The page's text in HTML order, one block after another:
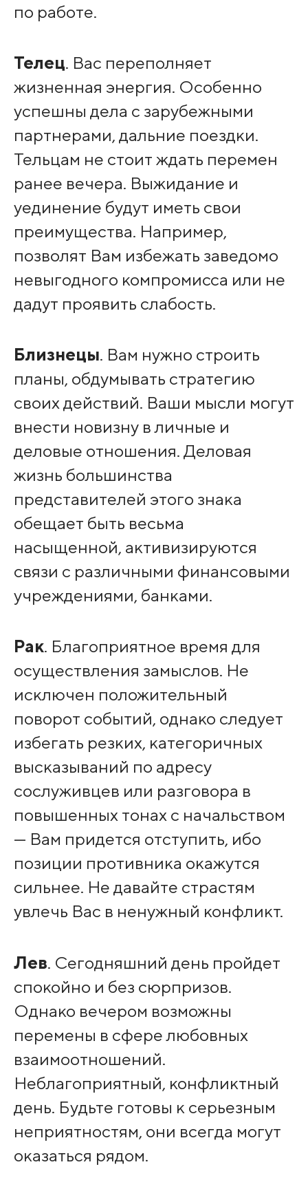
по работе.
Телец. Вас переполняет
жизненная энергия. Особенно
успешны дела с зарубежными
партнерами, дальние поездки.
Тельцам не стоит ждать перемен
ранее вечера. Выжидание и
уединение будут иметь свои
преимущества. Например,
позволят Вам избежать заведомо
невыгодного компромисса или не
дадут проявить слабость.
Близнецы. Вам нужно строить
планы, обдумывать стратегию
своих действий. Ваши мысли могут
внести новизну в личные и
деловые отношения. Деловая
жизнь большинства
представителей этого знака
обещает быть весьма
насыщенной, активизируются
связи с различными финансовыми
учреждениями, банками.
Рак. Благоприятное время для
осуществления замыслов. Не
исключен положительный
поворот событий, однако следует
избегать резких, категоричных
высказываний по адресу
сослуживцев или разговора в
повышенных тонах с начальством
— Вам придется отступить, ибо
позиции противника окажутся
сильнее. Не давайте страстям
увлечь Вас в ненужный конфликт.
Лев. Сегодняшний день пройдет
спокойно и без сюрпризов.
Однако вечером возможны
перемены в сфере любовных
взаимоотношений.
Неблагоприятный, конфликтный
день. Будьте готовы к серьезным
неприятностям, они всегда могут
оказаться рядом.